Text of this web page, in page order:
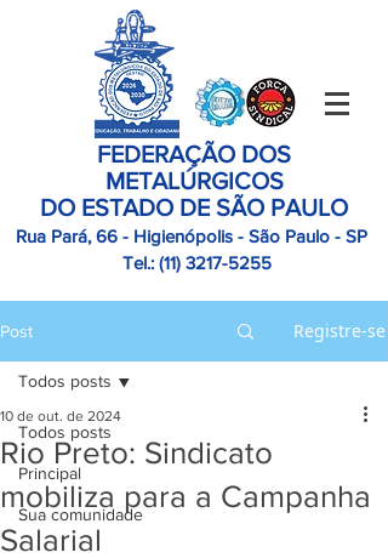
FEDERAÇÃO DOS
METALÚRGICOS
DO ESTADO DE SÃO PAULO
Rua Pará, 66 - Higienópolis - São Paulo - SP
Tel.: (11) 3217-5255
Post Registre-se
Todos posts
Principal
Sua comunidade
Todos posts
Rio Preto: Sindicato
mobiliza para a Campanha
Salarial
10 de out. de 2024